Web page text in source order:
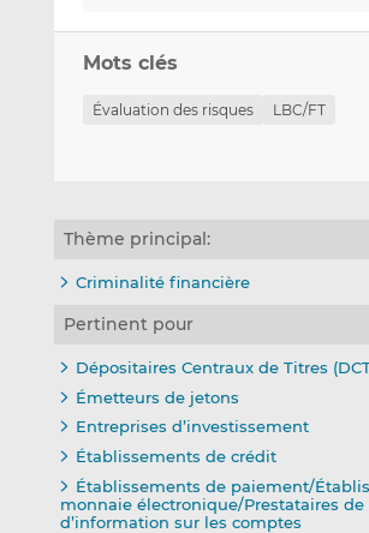
Mots clés
Évaluation des risques LBC/FT
Thème principal:
Criminalité financière
Pertinent pour
Dépositaires Centraux de Titres
Émetteurs de jetons
Entreprises d’investissement
Établissements de crédit
Établissements de paiement/
monnaie électronique/Prestataires de
d’information sur les comptes